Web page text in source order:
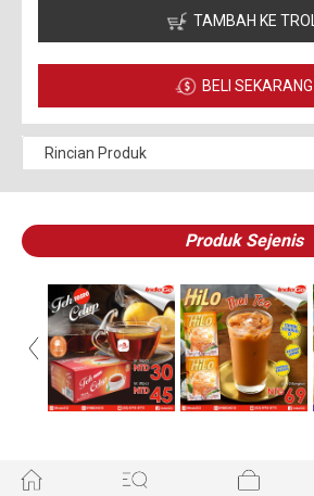
TAMBAH KE TROLI
BELI SEKARANG
Rincian Produk
Produk Sejenis